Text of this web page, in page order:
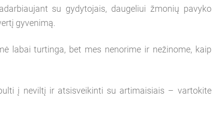
su gydytojais, daugeliui žmonių pavyko
gyvenimą.
labai turtinga, bet mes nenorime ir nežinome, kaip
į neviltį ir atsisveikinti su artimaisiais – vartokite